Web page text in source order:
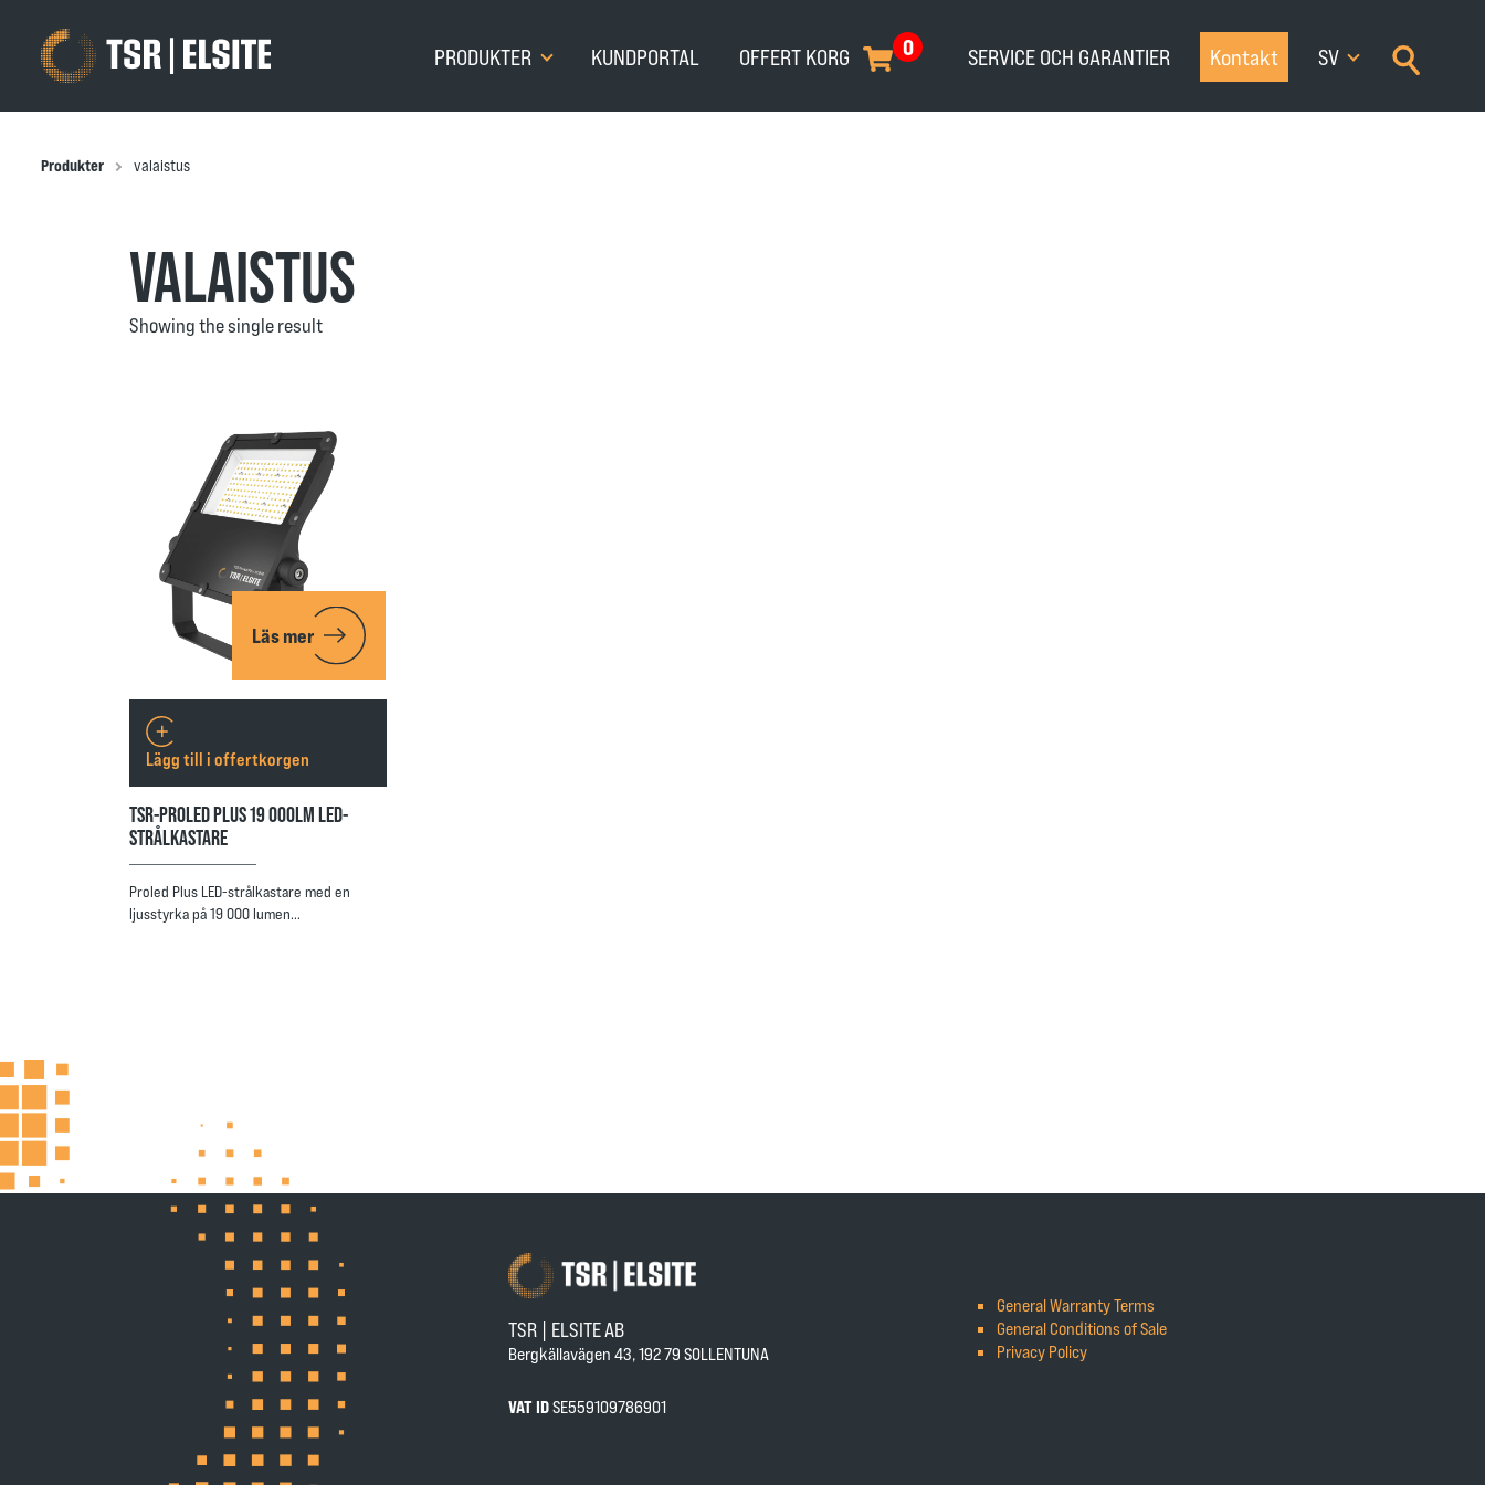
PRODUKTER KUNDPORTAL 0
OFFERT KORG SERVICE OCH GARANTIER Kontakt SV
Produkter valaistus
VALAISTUS
Showing the single result
Läs mer
TSR-PROLED PLUS 19 000LM LED-
STRÅLKASTARE
Proled Plus LED-strålkastare med en
ljusstyrka på 19 000 lumen…
Lägg till i offertkorgen
TSR | ELSITE AB
Bergkällavägen 43, 192 79 SOLLENTUNA
VAT IDSE559109786901
General Warranty Terms
General Conditions of Sale
Privacy Policy